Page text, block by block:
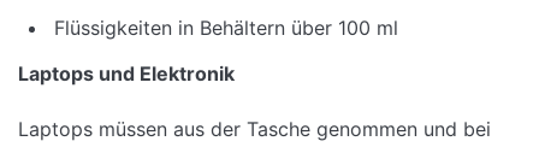
Flüssigkeiten in Behältern über 100 ml
Laptops und Elektronik
Laptops müssen aus der Tasche genommen und bei